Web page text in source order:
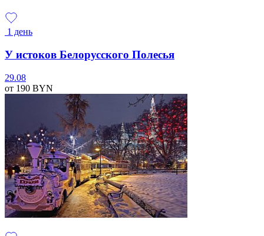
1 день
У истоков Белорусского Полесья
29.08
от 190 BYN